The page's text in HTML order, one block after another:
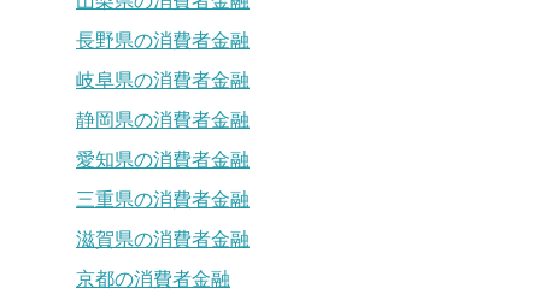
長野県の消費者金融
岐阜県の消費者金融
静岡県の消費者金融
愛知県の消費者金融
三重県の消費者金融
滋賀県の消費者金融
京都の消費者金融